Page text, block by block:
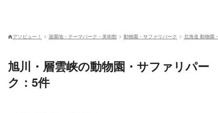
アソビュー！ 遊園地・テーマパーク・美術館 動物園・サファリパーク 北海道 動物園
旭川・層雲峡の動物園・サファリパー
ク：5件